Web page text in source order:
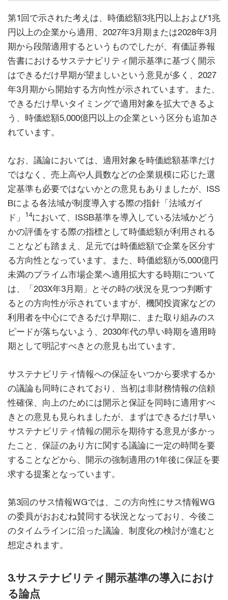
第1回で示された考えは、時価総額3兆円以上および1兆
円以上の企業から適用、2027年3月期または2028年3月
期から段階適用するというものでしたが、有価証券報
告書におけるサステナビリティ開示基準に基づく開示
はできるだけ早期が望ましいという意見が多く、2027
年3月期から開始する方向性が示されています。また、
できるだけ早いタイミングで適用対象を拡大できるよ
う、時価総額5,000億円以上の企業という区分も追加さ
れています。
なお、議論においては、適用対象を時価総額基準だけ
ではなく、売上高や人員数などの企業規模に応じた選
定基準も必要ではないかとの意見もありましたが、ISS
Bによる各法域が制度導入する際の指針「法域ガイ
ド」
14において、ISSB基準を導入している法域かどう
かの評価をする際の指標として時価総額が利用される
ことなども踏まえ、足元では時価総額で企業を区分す
る方向性となっています。また、時価総額が5,000億円
未満のプライム市場企業へ適用拡大する時期について
は、「203X年3月期」とその時の状況を見つつ判断す
るとの方向性が示されていますが、機関投資家などの
利用者を中心にできるだけ早期に、また取り組みのス
ピードが落ちないよう、2030年代の早い時期を適用時
期として明記すべきとの意見も出ています。
サステナビリティ情報への保証をいつから要求するか
の議論も同時にされており、当初は非財務情報の信頼
性確保、向上のためには開示と保証を同時に適用すべ
きとの意見も見られましたが、まずはできるだけ早い
サステナビリティ情報の開示を期待する意見が多かっ
たこと、保証のあり方に関する議論に一定の時間を要
することなどから、開示の強制適用の1年後に保証を要
求する提案となっています。
第3回のサス情報WGでは、この方向性にサス情報WG
の委員がおおむね賛同する状況となっており、今後こ
のタイムラインに沿った議論、制度化の検討が進むと
想定されます。
3.サステナビリティ開示基準の導入におけ
る論点